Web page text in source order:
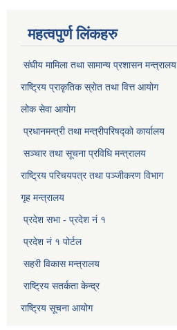
महत्वपुर्ण लिंकहरु
संघीय मामिला तथा सामान्य प्रशासन मन्त्रालय
राष्ट्रिय प्राकृतिक स्राेत तथा वित्त आयोग
लोक सेवा आयोग
प्रधानमन्त्री तथा मन्त्रीपरिषद्को कार्यालय
सञ्‍चार तथा सूचना प्रविधि मन्त्रालय
राष्ट्रिय परिचयपत्र तथा पञ्जीकरण विभाग​
गृह मन्त्रालय
प्रदेश सभा - प्रदेश नं १
प्रदेश नं १ पोर्टल
सहरी विकास मन्त्रालय
राष्ट्रिय सतर्कता केन्द्र
राष्ट्रिय सूचना आयोग